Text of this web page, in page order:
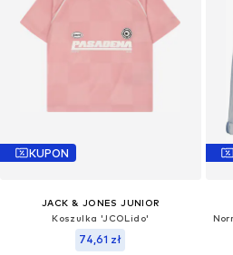
KUPON
JACK & JONES JUNIOR
Koszulka 'JCOLido'
74,61 zł